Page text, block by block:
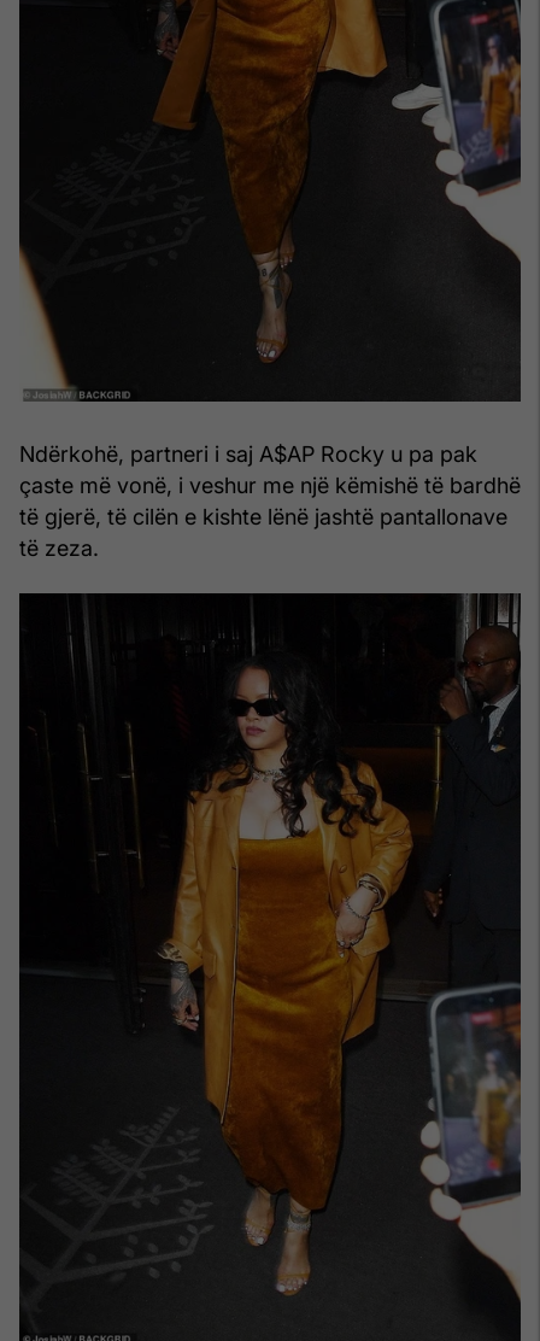
Ndërkohë, partneri i saj A$AP Rocky u pa pak
çaste më vonë, i veshur me një këmishë të bardhë
të gjerë, të cilën e kishte lënë jashtë pantallonave
të zeza.